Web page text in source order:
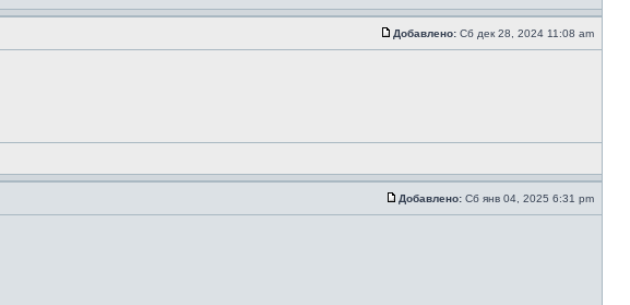
Добавлено: Сб дек 28, 2024 11:08 am
Добавлено: Сб янв 04, 2025 6:31 pm